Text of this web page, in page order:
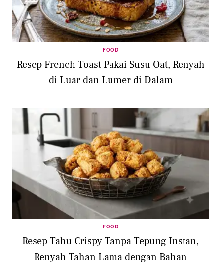
FOOD
Resep French Toast Pakai Susu Oat, Renyah
di Luar dan Lumer di Dalam
FOOD
Resep Tahu Crispy Tanpa Tepung Instan,
Renyah Tahan Lama dengan Bahan